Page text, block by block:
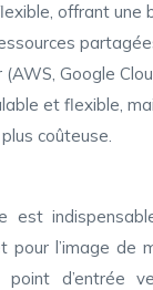
offrant une
Google
et flexible,
coûteuse.
est
pour l’image de
d’entrée